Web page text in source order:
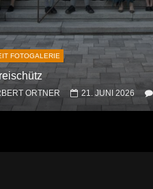
FOTOGALERIE
ORTNER 21. JUNI 2026